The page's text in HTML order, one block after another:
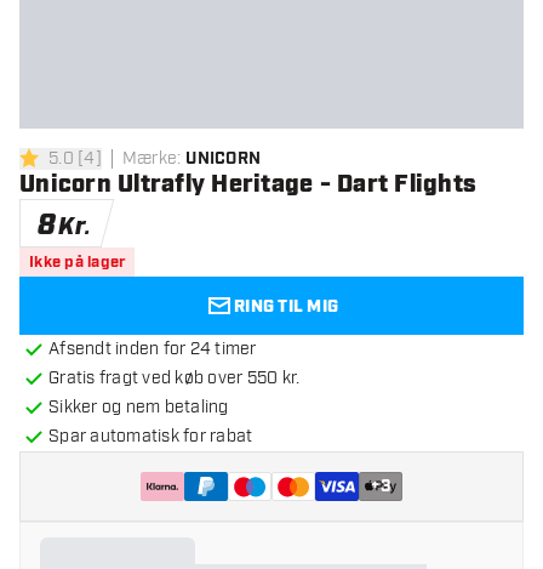
5 bedømmelsesstjerner
5.0 [4] Mærke: UNICORN
Unicorn Ultrafly Heritage - Dart Flights
8Kr.
Ikke på lager
RING TIL MIG
Afsendt inden for 24 timer
Gratis fragt ved køb over 550 kr.
Sikker og nem betaling
Spar automatisk for rabat
+3